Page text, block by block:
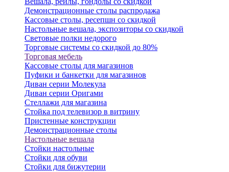
Демонстрационные столы распродажа
Кассовые столы, ресепшн со скидкой
Настольные вешала, экспозиторы со скидкой
Световые полки недорого
Торговые системы со скидкой до 80%
Торговая мебель
Кассовые столы для магазинов
Пуфики и банкетки для магазинов
Диван серии Молекула
Диван серии Оригами
Стеллажи для магазина
Стойка под телевизор в витрину
Пристенные конструкции
Демонстрационные столы
Настольные вешала
Стойки настольные
Стойки для обуви
Стойки для бижутерии